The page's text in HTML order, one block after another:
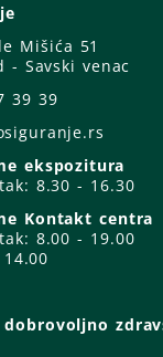
Mišića 51
- Savski venac
39 39
ekspozitura
8.30 - 16.30
Kontakt centra
8.00 - 19.00